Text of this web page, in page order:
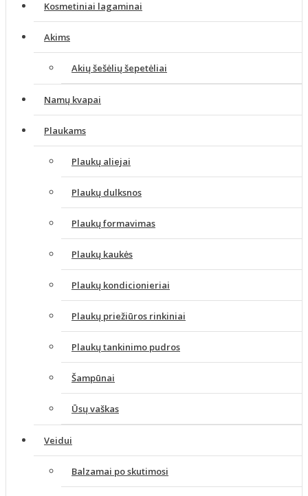
Kosmetiniai lagaminai
Akims
Akių šešėlių šepetėliai
Namų kvapai
Plaukams
Plaukų aliejai
Plaukų dulksnos
Plaukų formavimas
Plaukų kaukės
Plaukų kondicionieriai
Plaukų priežiūros rinkiniai
Plaukų tankinimo pudros
Šampūnai
Ūsų vaškas
Veidui
Balzamai po skutimosi